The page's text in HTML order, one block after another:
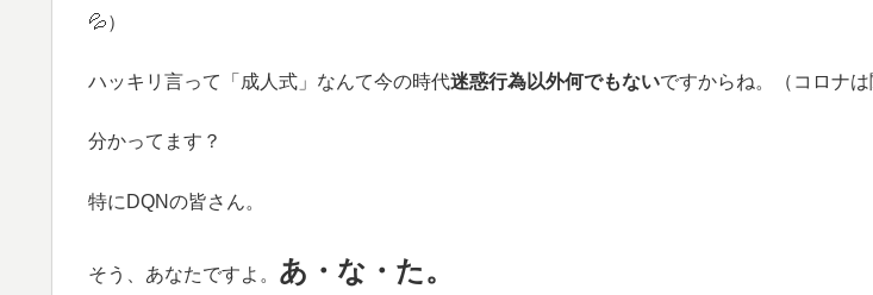
💦）
ハッキリ言って「成人式」なんて今の時代迷惑行為以外何でもないですからね。（コロナは
分かってます？
特にDQNの皆さん。
そう、あなたですよ。 あ・な・た。